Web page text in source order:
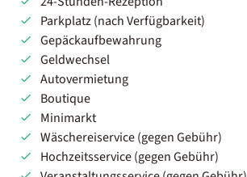
Parkplatz (nach Verfügbarkeit)
Gepäckaufbewahrung
Geldwechsel
Autovermietung
Boutique
Minimarkt
Wäschereiservice (gegen Gebühr)
Hochzeitsservice (gegen Gebühr)